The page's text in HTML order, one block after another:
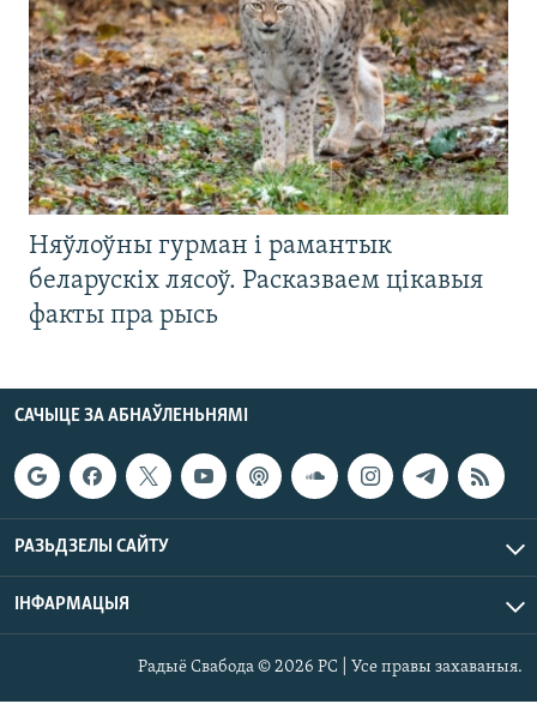
Няўлоўны гурман і рамантык
беларускіх лясоў. Расказваем цікавыя
факты пра рысь
САЧЫЦЕ ЗА АБНАЎЛЕНЬНЯМІ
РАЗЬДЗЕЛЫ САЙТУ
ІНФАРМАЦЫЯ
Радыё Свабода © 2026 РС | Усе правы захаваныя.